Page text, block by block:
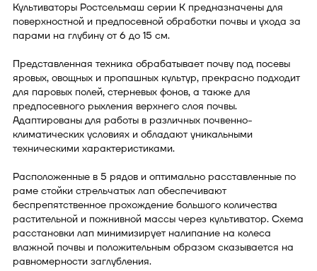
Культиваторы Ростсельмаш серии К предназначены для
поверхностной и предпосевной обработки почвы и ухода за
парами на глубину от 6 до 15 см.
Представленная техника обрабатывает почву под посевы
яровых, овощных и пропашных культур, прекрасно подходит
для паровых полей, стерневых фонов, а также для
предпосевного рыхления верхнего слоя почвы.
Адаптированы для работы в различных почвенно-
климатических условиях и обладают уникальными
техническими характеристиками.
Расположенные в 5 рядов и оптимально расставленные по
раме стойки стрельчатых лап обеспечивают
беспрепятственное прохождение большого количества
растительной и пожнивной массы через культиватор. Схема
расстановки лап минимизирует налипание на колеса
влажной почвы и положительным образом сказывается на
равномерности заглубления.